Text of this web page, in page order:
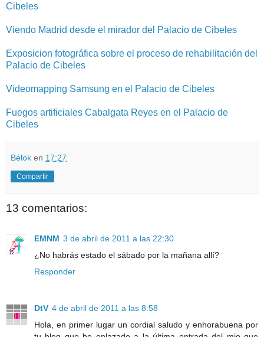
Cibeles
Viendo Madrid desde el mirador del Palacio de Cibeles
Exposicion fotográfica sobre el proceso de rehabilitación del
Palacio de Cibeles
Videomapping Samsung en el Palacio de Cibeles
Fuegos artificiales Cabalgata Reyes en el Palacio de
Cibeles
Bélok en 17:27
Compartir
13 comentarios:
EMNM 3 de abril de 2011 a las 22:30
¿No habrás estado el sábado por la mañana allí?
Responder
DtV 4 de abril de 2011 a las 8:58
Hola, en primer lugar un cordial saludo y enhorabuena por